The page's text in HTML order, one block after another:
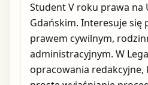
Student V roku prawa na
Gdańskim. Interesuje się
prawem cywilnym,
administracyjnym. W
opracowania redakcyjne,